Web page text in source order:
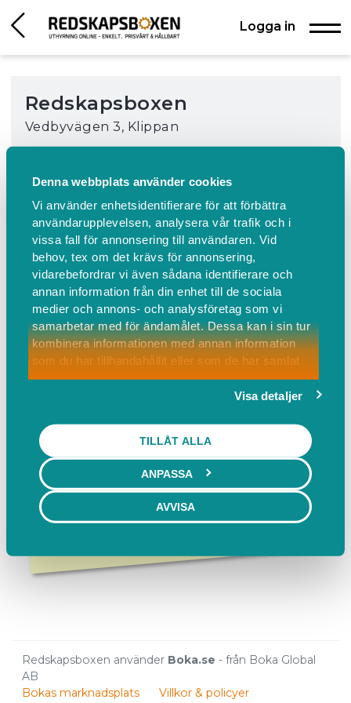
Denna webbplats använder cookies
Vi använder enhetsidentifierare för att förbättra
användarupplevelsen, analysera vår trafik och i
vissa fall för annonsering till användaren. Vid
behov, tex om det krävs för annonsering,
vidarebefordrar vi även sådana identifierare och
annan information från din enhet till de sociala
medier och annons- och analysföretag som vi
samarbetar med för ändamålet. Dessa kan i sin tur
kombinera informationen med annan information
som du har tillhandahållit eller som de har samlat
in när du har använt deras tjänster.
Visa detaljer
TILLÅT ALLA
ANPASSA
AVVISA
Logga in
Redskapsboxen
Vedbyvägen 3, Klippan
Kraft och precision - allt förpackat i denna
batteridrivna häcksax. Den drivs av ett 48V 2Ah
batteri som ger HT 500e upp till 50 minuter
arbetstid på en laddning med låg
vibrationsnivå, låg ljudnivå, och utan avgaser.
Tack vare sitt 58 cm dubbelsidiga svärd av
härdat stål och 180 ° roterande handtag tar du
enkelt hand om häckar, grenar och buskar.
Medföljer smörjmedel.
Kostnadsfritt
Tillfälligt stängt
Stängt för säsongen - öppnar igen
våren 2026
Redskapsboxen använder Boka.se - från Boka Global
AB
Bokas marknadsplats
Villkor & policyer